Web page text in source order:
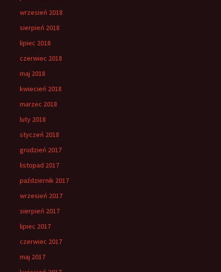
wrzesień 2018
sierpień 2018
lipiec 2018
czerwiec 2018
maj 2018
kwiecień 2018
marzec 2018
luty 2018
styczeń 2018
grudzień 2017
listopad 2017
październik 2017
wrzesień 2017
sierpień 2017
lipiec 2017
czerwiec 2017
maj 2017